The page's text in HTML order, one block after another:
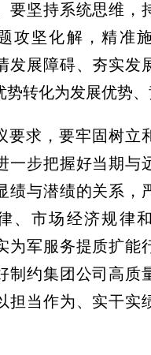
要坚持系统思维，
攻坚化解，精准
发展障碍、夯实发
势转化为发展优势、
求，要牢固树立
一步把握好当期与
绩与潜绩的关系，
、市场经济规律
为军服务提质扩能
制约集团公司高质
担当作为、实干实